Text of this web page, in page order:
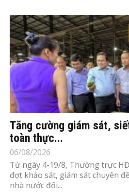
Tăng cường giám sát,
toàn thực...
06/08/2026
Từ ngày 4-19/8, Thường trực
đợt khảo sát, giám sát chuyên
nhà nước đối...